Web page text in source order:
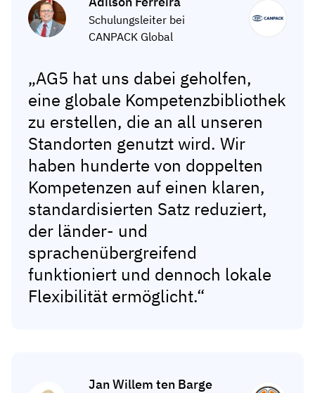
Schulungsleiter bei
CANPACK Global
„AG5 hat uns dabei geholfen,
eine globale Kompetenzbibliothek
zu erstellen, die an all unseren
Standorten genutzt wird. Wir
haben hunderte von doppelten
Kompetenzen auf einen klaren,
standardisierten Satz reduziert,
der länder- und
sprachenübergreifend
funktioniert und dennoch lokale
Flexibilität ermöglicht.“
Jan Willem ten Barge